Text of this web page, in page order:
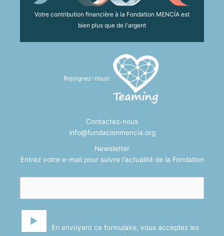
Votre contribution financière à la Fondation MENCÍA est
bien plus que de l'argent
Rejoignez-nous!
Contactez-nous
info@fundacionmencia.org
Newsletter
Entrez votre e-mail pour suivre l'actualité de la Fondation
En envoyant ce formulaire, vous acceptez les